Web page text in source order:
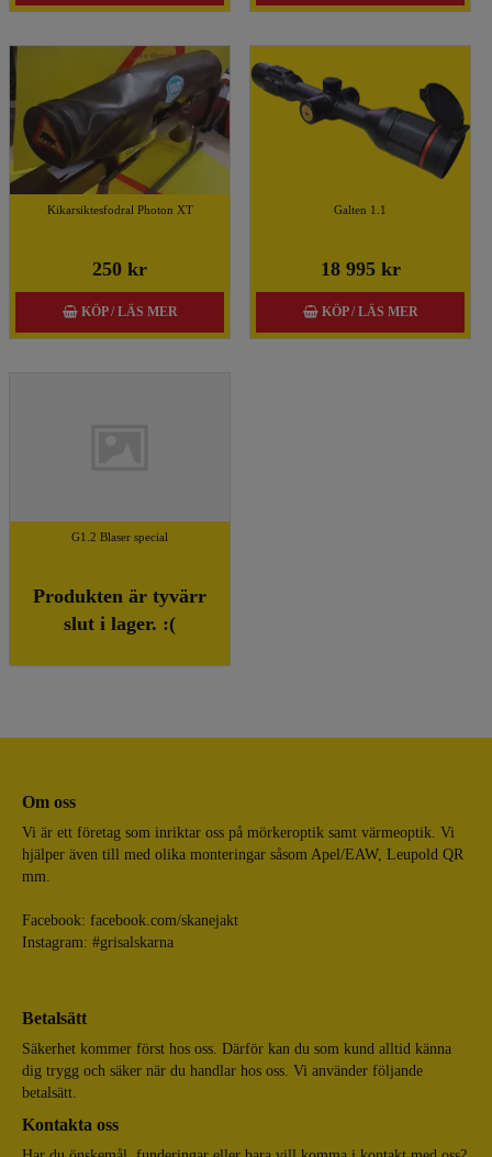
Kikarsiktesfodral Photon XT
250 kr
KÖP / LÄS MER
Galten 1.1
18 995 kr
KÖP / LÄS MER
G1.2 Blaser special
Produkten är tyvärr
slut i lager. :(
Om oss
Vi är ett företag som inriktar oss på mörkeroptik samt värmeoptik. Vi
hjälper även till med olika monteringar såsom Apel/EAW, Leupold QR
mm.
Facebook: facebook.com/skanejakt
Instagram: #grisalskarna
Betalsätt
Säkerhet kommer först hos oss. Därför kan du som kund alltid känna
dig trygg och säker när du handlar hos oss. Vi använder följande
betalsätt.
Kontakta oss